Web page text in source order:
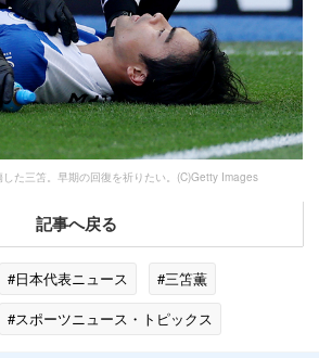
した三笘。早期の回復を祈りたい。(C)Getty Images
記事へ戻る
#日本代表ニュース
#三笘薫
#スポーツニュース・トピックス